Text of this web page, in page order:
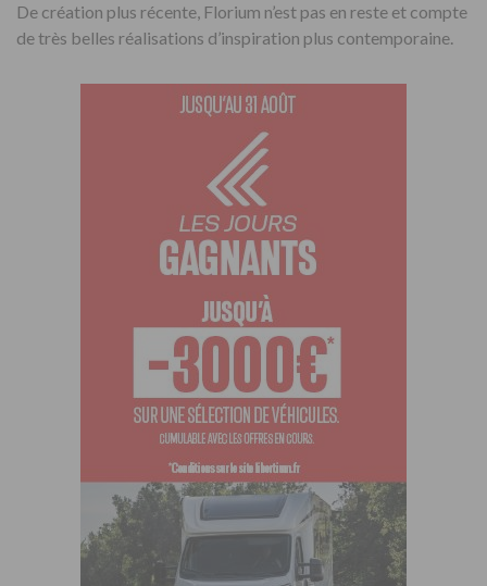
De création plus récente, Florium n’est pas en reste et compte
de très belles réalisations d’inspiration plus contemporaine.